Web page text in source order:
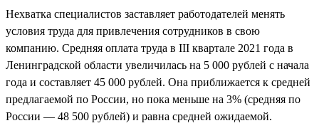
Нехватка специалистов заставляет работодателей менять
условия труда для привлечения сотрудников в свою
компанию. Средняя оплата труда в III квартале 2021 года в
Ленинградской области увеличилась на 5 000 рублей с начала
года и составляет 45 000 рублей. Она приближается к средней
предлагаемой по России, но пока меньше на 3% (средняя по
России — 48 500 рублей) и равна средней ожидаемой.